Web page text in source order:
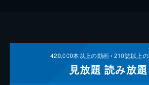
420,000本以上の動画 /210誌以上
見放題 読み放題